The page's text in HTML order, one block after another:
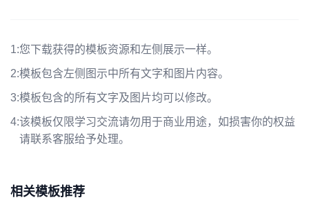
1:您下载获得的模板资源和左侧展示一样。
2:模板包含左侧图示中所有文字和图片内容。
3:模板包含的所有文字及图片均可以修改。
4:该模板仅限学习交流请勿用于商业用途，如损害你的权益
请联系客服给予处理。
相关模板推荐